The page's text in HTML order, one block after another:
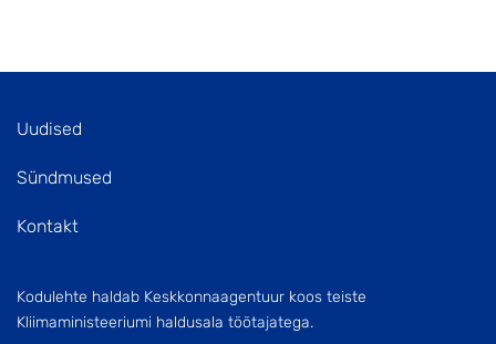
Uudised
Sündmused
Kontakt
Kodulehte haldab Keskkonnaagentuur koos teiste
Kliimaministeeriumi haldusala töötajatega.